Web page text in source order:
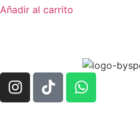
Añadir al carrito